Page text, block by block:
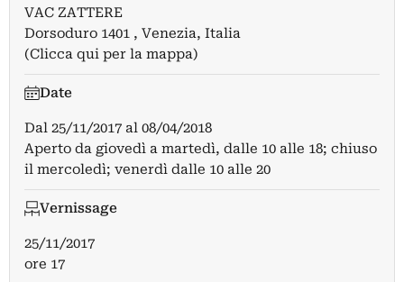
VAC ZATTERE
Dorsoduro 1401 , Venezia, Italia
(Clicca qui per la mappa)
Date
Dal 25/11/2017 al 08/04/2018
Aperto da giovedì a martedì, dalle 10 alle 18; chiuso
il mercoledì; venerdì dalle 10 alle 20
Vernissage
25/11/2017
ore 17